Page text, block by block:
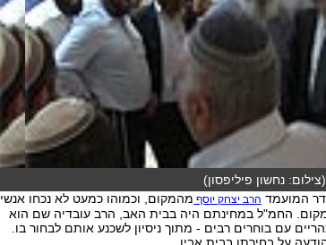
נחשון פיליפסון)
המועמד הרב יצחק יוסף מהמקום, וכמוהו כמעט לא נכחו אנשי
החמ"ל במחינתם היה בבית האב, הרב עובדיה שם הוא
עם בוחרים רבים - מתוך ניסיון לשכנע אותם לבחור בו.